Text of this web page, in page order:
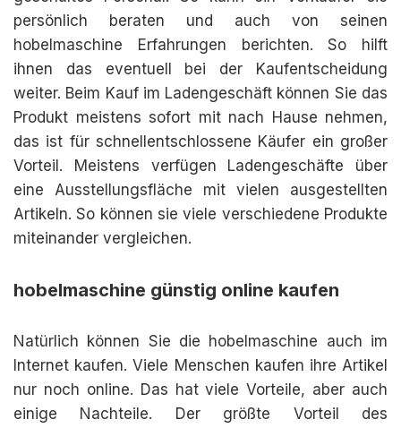
persönlich beraten und auch von seinen
hobelmaschine Erfahrungen berichten. So hilft
ihnen das eventuell bei der Kaufentscheidung
weiter. Beim Kauf im Ladengeschäft können Sie das
Produkt meistens sofort mit nach Hause nehmen,
das ist für schnellentschlossene Käufer ein großer
Vorteil. Meistens verfügen Ladengeschäfte über
eine Ausstellungsfläche mit vielen ausgestellten
Artikeln. So können sie viele verschiedene Produkte
miteinander vergleichen.
hobelmaschine günstig online kaufen
Natürlich können Sie die hobelmaschine auch im
Internet kaufen. Viele Menschen kaufen ihre Artikel
nur noch online. Das hat viele Vorteile, aber auch
einige Nachteile. Der größte Vorteil des